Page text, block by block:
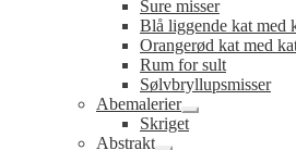
Sure misser
Blå liggende kat med
Orangerød kat med
Rum for sult
Sølvbryllupsmisser
Abemalerier
Udfold
undermenu
Skriget
Abstrakt